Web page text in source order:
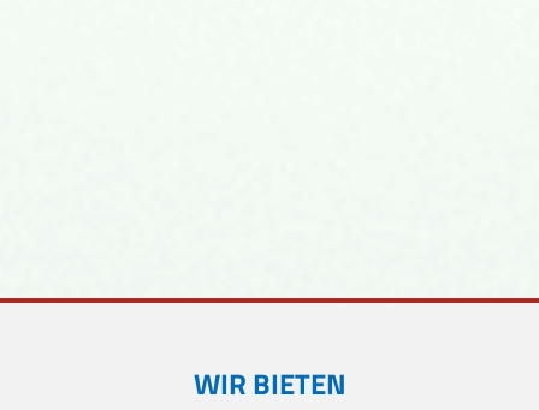
WIR BIETEN